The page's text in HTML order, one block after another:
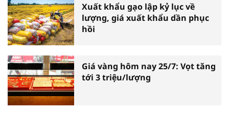
Xuất khẩu gạo lập kỷ lục về
lượng, giá xuất khẩu dần phục
hồi
Giá vàng hôm nay 25/7: Vọt tăng
tới 3 triệu/lượng